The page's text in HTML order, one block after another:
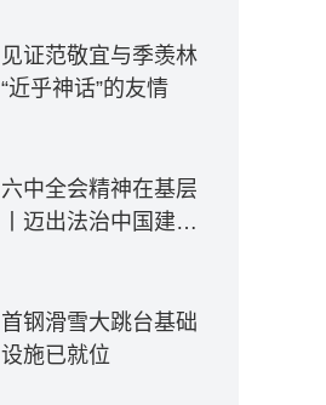
见证范敬宜与季羡林
“近乎神话”的友情
六中全会精神在基层
丨迈出法治中国建设
推动全面依法治国新
实践
首钢滑雪大跳台基础
设施已就位